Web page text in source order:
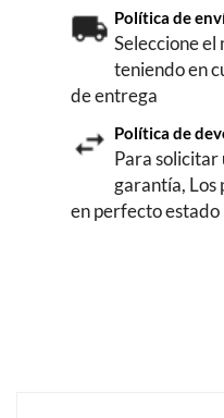
Política de
Seleccione el
teniendo en
de entrega
Política de
Para solicitar
garantía, Los
en perfecto estado